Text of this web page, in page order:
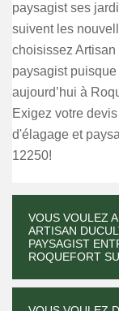
paysagist ses
suivent les
choisissez
paysagist
aujourd’hui à
Exigez votre
d'élagage et
12250!
VOUS VOULEZ
ARTISAN
PAYSAGIST
ROQUEFORT